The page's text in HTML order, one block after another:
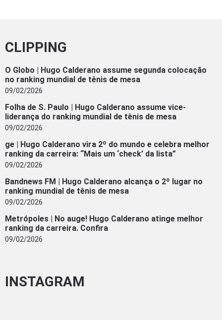
CLIPPING
O Globo | Hugo Calderano assume segunda colocação
no ranking mundial de tênis de mesa
09/02/2026
Folha de S. Paulo | Hugo Calderano assume vice-
liderança do ranking mundial de tênis de mesa
09/02/2026
ge | Hugo Calderano vira 2º do mundo e celebra melhor
ranking da carreira: “Mais um ‘check’ da lista”
09/02/2026
Bandnews FM | Hugo Calderano alcança o 2º lugar no
ranking mundial de tênis de mesa
09/02/2026
Metrópoles | No auge! Hugo Calderano atinge melhor
ranking da carreira. Confira
09/02/2026
INSTAGRAM